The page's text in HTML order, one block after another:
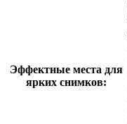
Эффектные места для
ярких снимков: